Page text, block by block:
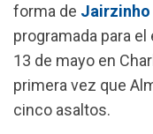
forma de
programada para
13 de mayo en
primera vez que
cinco asaltos.